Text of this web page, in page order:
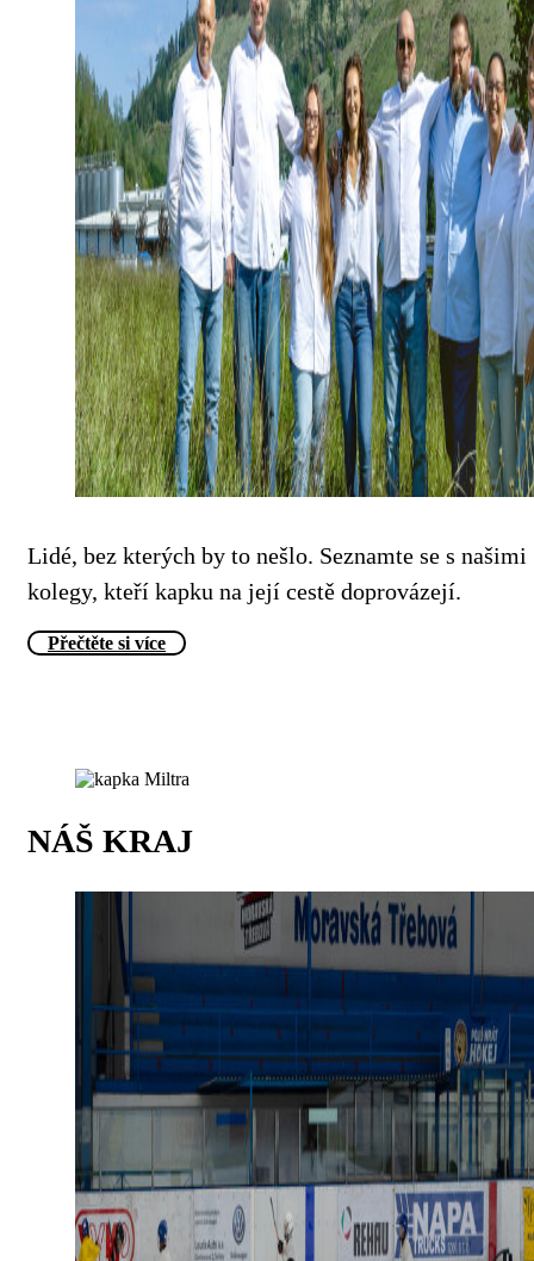
Lidé, bez kterých by to nešlo. Seznamte se s našimi
kolegy, kteří kapku na její cestě doprovázejí.
Přečtěte si více
NÁŠ KRAJ